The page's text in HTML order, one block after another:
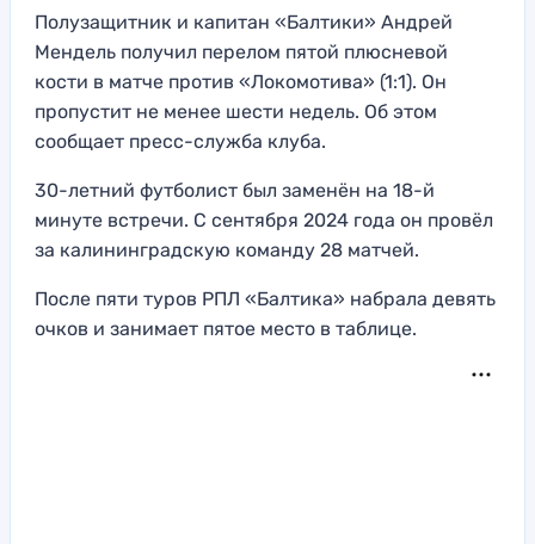
Полузащитник и капитан «Балтики» Андрей
Мендель получил перелом пятой плюсневой
кости в матче против «Локомотива» (1:1). Он
пропустит не менее шести недель. Об этом
сообщает пресс-служба клуба.
30-летний футболист был заменён на 18-й
минуте встречи. С сентября 2024 года он провёл
за калининградскую команду 28 матчей.
После пяти туров РПЛ «Балтика» набрала девять
очков и занимает пятое место в таблице.